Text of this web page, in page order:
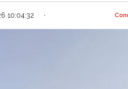
10:04:32